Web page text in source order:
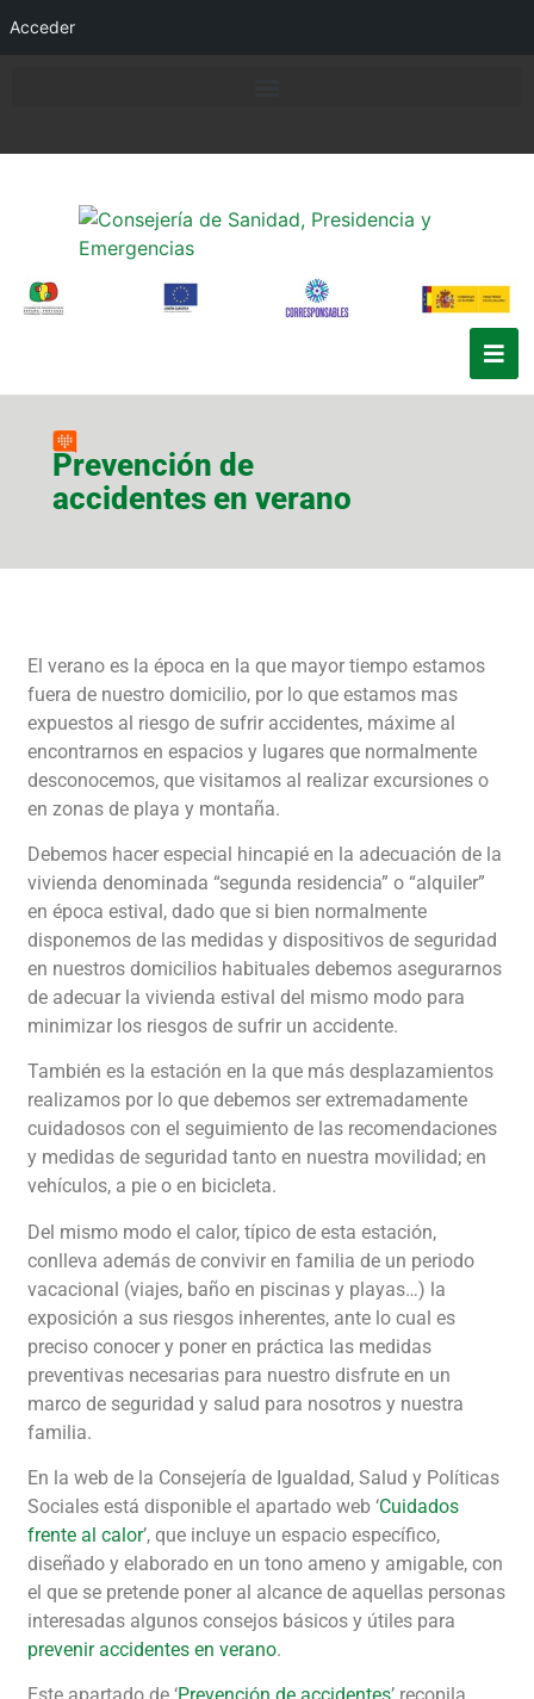
Acceder
Prevención de
accidentes en verano
El verano es la época en la que mayor tiempo estamos
fuera de nuestro domicilio, por lo que estamos mas
expuestos al riesgo de sufrir accidentes, máxime al
encontrarnos en espacios y lugares que normalmente
desconocemos, que visitamos al realizar excursiones o
en zonas de playa y montaña.
Debemos hacer especial hincapié en la adecuación de la
vivienda denominada “segunda residencia” o “alquiler”
en época estival, dado que si bien normalmente
disponemos de las medidas y dispositivos de seguridad
en nuestros domicilios habituales debemos asegurarnos
de adecuar la vivienda estival del mismo modo para
minimizar los riesgos de sufrir un accidente.
También es la estación en la que más desplazamientos
realizamos por lo que debemos ser extremadamente
cuidadosos con el seguimiento de las recomendaciones
y medidas de seguridad tanto en nuestra movilidad; en
vehículos, a pie o en bicicleta.
Del mismo modo el calor, típico de esta estación,
conlleva además de convivir en familia de un periodo
vacacional (viajes, baño en piscinas y playas…) la
exposición a sus riesgos inherentes, ante lo cual es
preciso conocer y poner en práctica las medidas
preventivas necesarias para nuestro disfrute en un
marco de seguridad y salud para nosotros y nuestra
familia.
En la web de la Consejería de Igualdad, Salud y Políticas
Sociales está disponible el apartado web ‘Cuidados
frente al calor’, que incluye un espacio específico,
diseñado y elaborado en un tono ameno y amigable, con
el que se pretende poner al alcance de aquellas personas
interesadas algunos consejos básicos y útiles para
prevenir accidentes en verano.